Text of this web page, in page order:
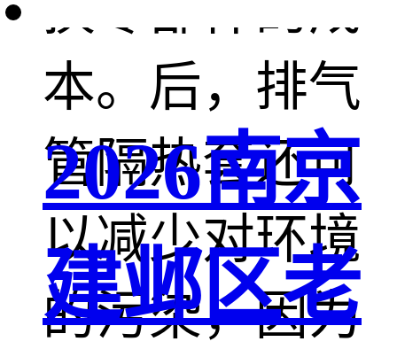
本。后，排气
管隔热套还可
以减少对环境
的污染，因为
2026南京
建邺区老